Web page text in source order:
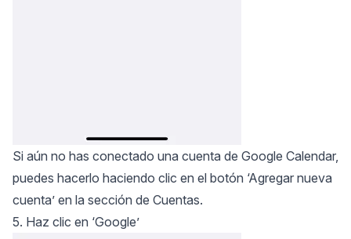
Si aún no has conectado una cuenta de Google Calendar,
puedes hacerlo haciendo clic en el botón ‘Agregar nueva
cuenta’ en la sección de Cuentas.
5. Haz clic en ‘Google’